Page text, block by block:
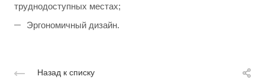
труднодоступных местах;
Эргономичный дизайн.
Назад к списку